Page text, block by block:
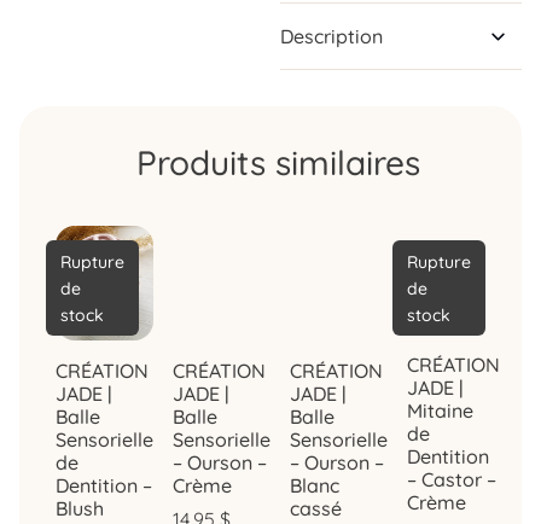
Description
Produits similaires
Rupture
de
stock
CRÉATION
JADE |
Balle
Sensorielle
de
Dentition –
Blush
CRÉATION
JADE |
Balle
Sensorielle
– Ourson –
Crème
CRÉATION
JADE |
Balle
Sensorielle
– Ourson –
Blanc
cassé
Rupture
de
stock
CRÉATION
JADE |
Mitaine
de
Dentition
– Castor –
Crème